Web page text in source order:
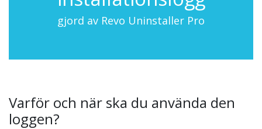
gjord av Revo Uninstaller Pro
Varför och när ska du använda den
loggen?